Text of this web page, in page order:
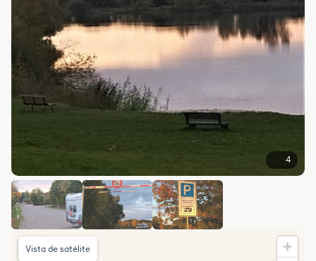
4
Vista de satélite